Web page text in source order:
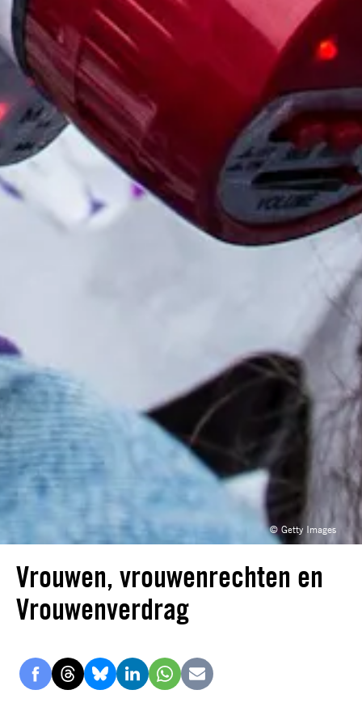
© Getty Images
DelenDelenDelenDelenDelenDelen
Vrouwen, vrouwenrechten en
Vrouwenverdrag